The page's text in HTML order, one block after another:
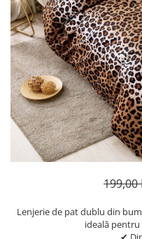
Cearceaf Normal
Lenjerii Pat Imprimeu 5D
Cearceaf cu Elastic pat 1
Cearceaf cu Elastic pat 2
Lenjerii Pat Inimi Brodate
Lenjerii Pat, Bumbac-Finet
Premium, 1 Persoana
Lenjerii Pat, Bumbac-Finet
Premium, 2 Persoane
199,00
Lenjerie de pat dublu din
ideală